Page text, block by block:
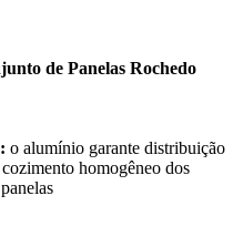
de Panelas Rochedo
o alumínio garante distribuição
homogêneo dos